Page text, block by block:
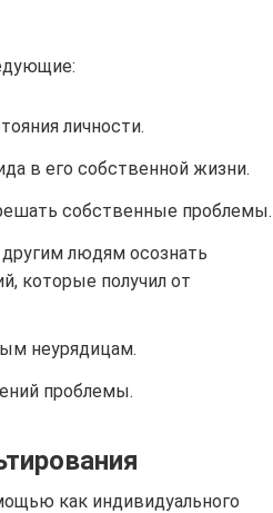
личности.
в его собственной жизни.
собственные проблемы.
людям осознать
которые получил от
неурядицам.
проблемы.
как индивидуального